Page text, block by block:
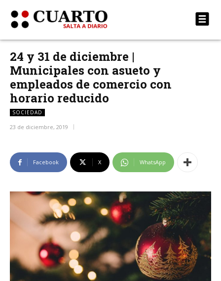
24 y 31 de diciembre |
Municipales con asueto y
empleados de comercio con
horario reducido
SOCIEDAD
23 de diciembre, 2019
Facebook X WhatsApp